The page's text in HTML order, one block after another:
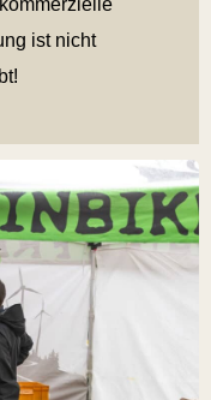
ist nicht